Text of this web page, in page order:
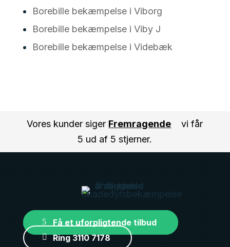
Borebille bekæmpelse i Viborg
Borebille bekæmpelse i Viby J
Borebille bekæmpelse i Videbæk
Vores kunder siger Fremragende
vi får
5 ud af 5 stjerner.
Få et uforpligtende tilbud
Ring 3110 7178